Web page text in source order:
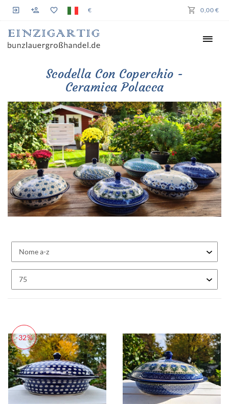
€ 0,00 €
Scodella Con Coperchio -
Ceramica Polacca
-32%